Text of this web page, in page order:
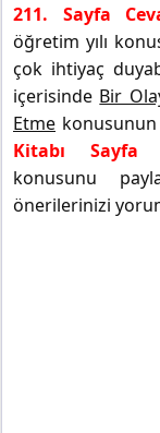
211. Sayfa
öğretim yılı
çok ihtiyaç
içerisinde Bir
Etme
Kitabı Sayfa
konusunu
önerilerinizi